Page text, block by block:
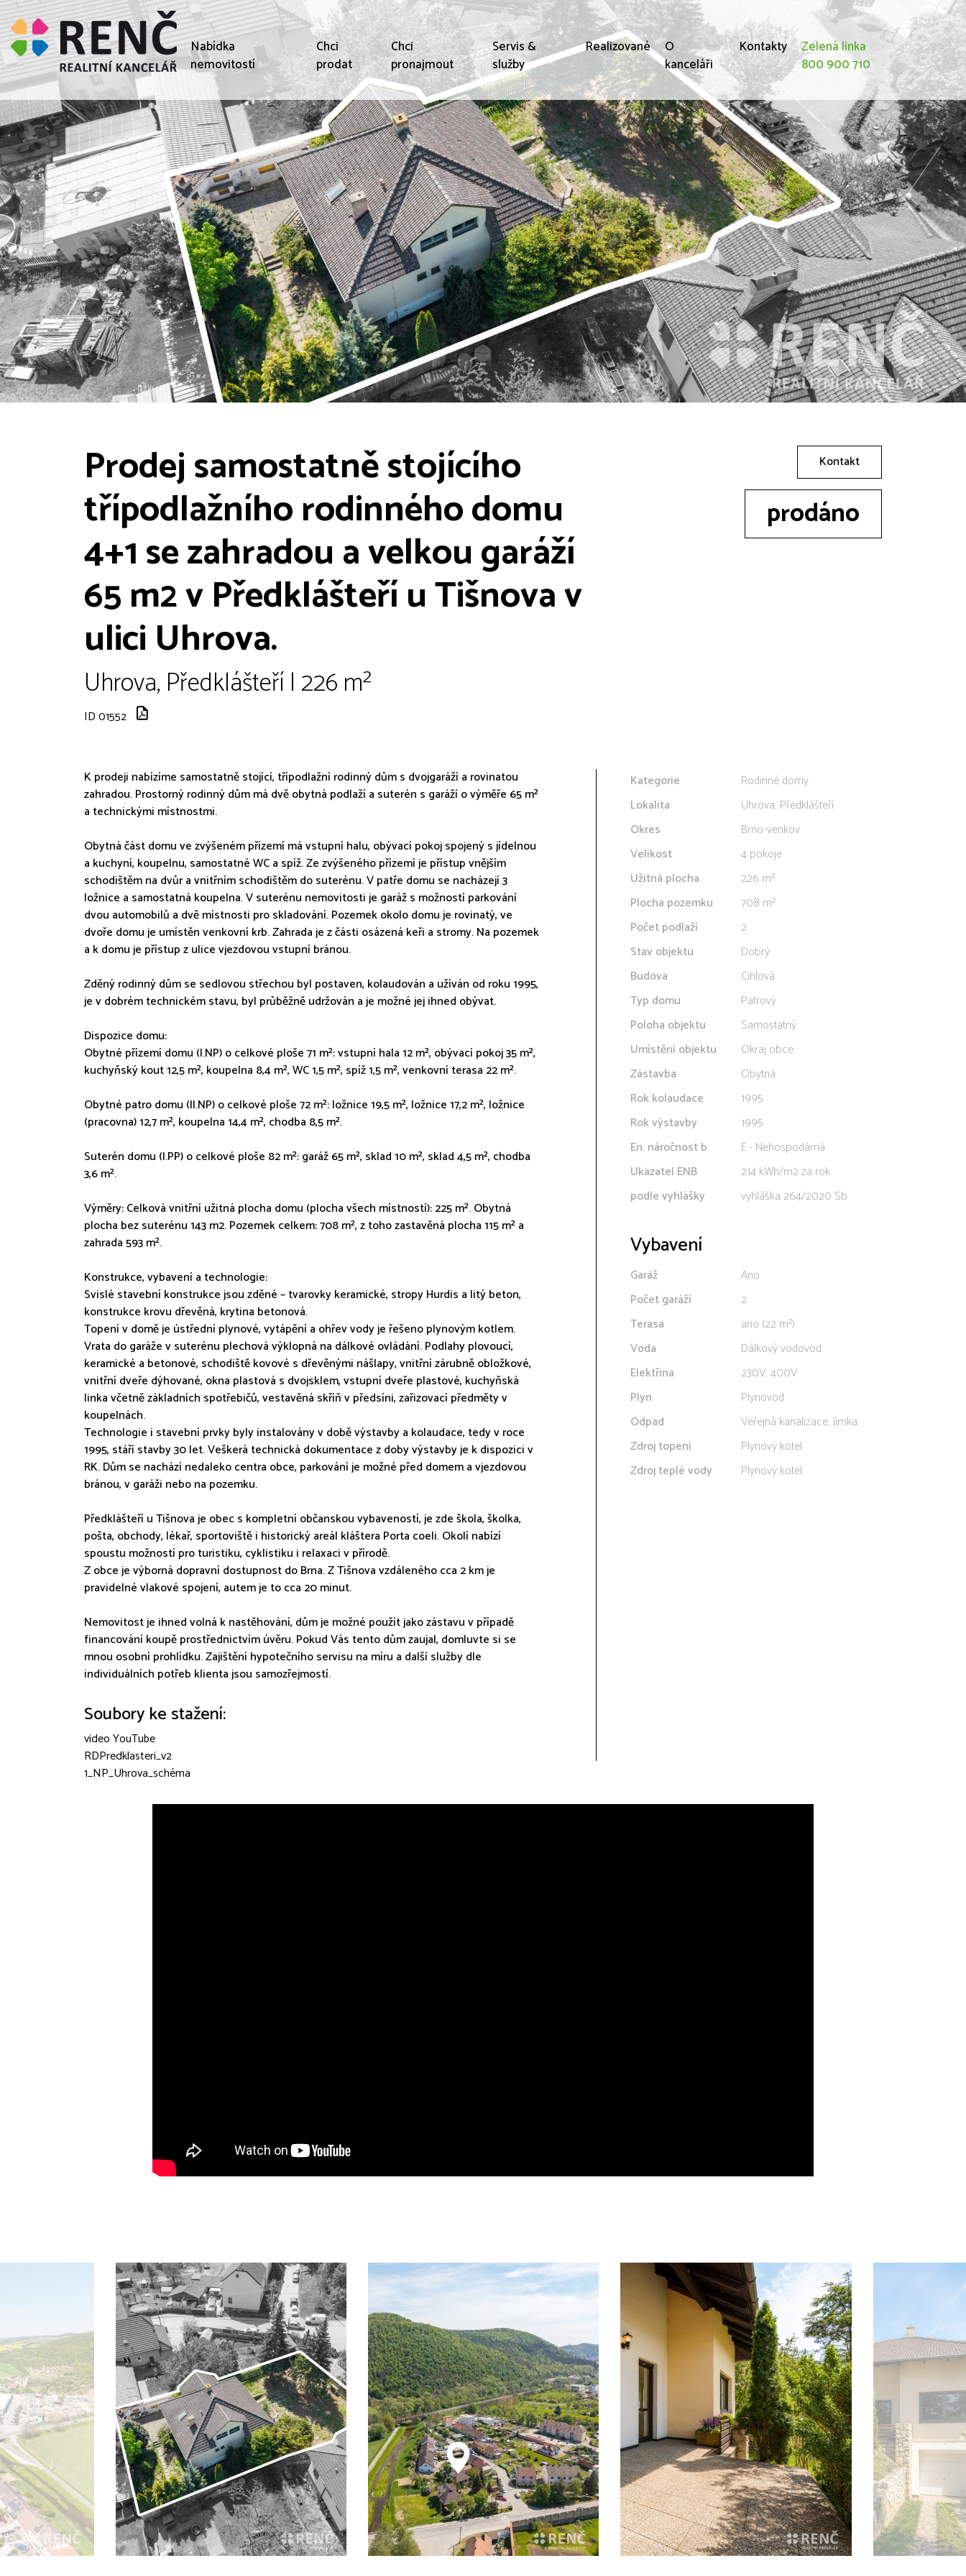
Nabídka
nemovitostí
Chci
prodat
Chci
pronajmout
Servis &
služby
Realizované
O
kanceláři
Kontakty
Zelená linka
800 900 710
Prodej samostatně stojícího
třípodlažního rodinného domu
4+1 se zahradou a velkou garáží
65 m2 v Předklášteří u Tišnova v
ulici Uhrova.
Uhrova, Předklášteří | 226 m²
ID 01552
Kontakt
prodáno
K prodeji nabízíme samostatně stojící, třípodlažní rodinný dům s dvojgaráží a rovinatou
zahradou. Prostorný rodinný dům má dvě obytná podlaží a suterén s garáží o výměře 65 m²
a technickými místnostmi.
Obytná část domu ve zvýšeném přízemí má vstupní halu, obývací pokoj spojený s jídelnou
a kuchyní, koupelnu, samostatné WC a spíž. Ze zvýšeného přízemí je přístup vnějším
schodištěm na dvůr a vnitřním schodištěm do suterénu. V patře domu se nacházejí 3
ložnice a samostatná koupelna. V suterénu nemovitosti je garáž s možností parkování
dvou automobilů a dvě místnosti pro skladování. Pozemek okolo domu je rovinatý, ve
dvoře domu je umístěn venkovní krb. Zahrada je z části osázená keři a stromy. Na pozemek
a k domu je přístup z ulice vjezdovou vstupní bránou.
Zděný rodinný dům se sedlovou střechou byl postaven, kolaudován a užíván od roku 1995,
je v dobrém technickém stavu, byl průběžně udržován a je možné jej ihned obývat.
Dispozice domu:
Obytné přízemí domu (I.NP) o celkové ploše 71 m²: vstupní hala 12 m², obývací pokoj 35 m²,
kuchyňský kout 12,5 m², koupelna 8,4 m², WC 1,5 m², spíž 1,5 m², venkovní terasa 22 m².
Obytné patro domu (II.NP) o celkové ploše 72 m²: ložnice 19,5 m², ložnice 17,2 m², ložnice
(pracovna) 12,7 m², koupelna 14,4 m², chodba 8,5 m².
Suterén domu (I.PP) o celkové ploše 82 m²: garáž 65 m², sklad 10 m², sklad 4,5 m², chodba
3,6 m².
Výměry: Celková vnitřní užitná plocha domu (plocha všech místností): 225 m². Obytná
plocha bez suterénu 143 m2. Pozemek celkem: 708 m², z toho zastavěná plocha 115 m² a
zahrada 593 m².
Konstrukce, vybavení a technologie:
Svislé stavební konstrukce jsou zděné – tvarovky keramické, stropy Hurdis a litý beton,
konstrukce krovu dřevěná, krytina betonová.
Topení v domě je ústřední plynové, vytápění a ohřev vody je řešeno plynovým kotlem.
Vrata do garáže v suterénu plechová výklopná na dálkové ovládání. Podlahy plovoucí,
keramické a betonové, schodiště kovové s dřevěnými nášlapy, vnitřní zárubně obložkové,
vnitřní dveře dýhované, okna plastová s dvojsklem, vstupní dveře plastové, kuchyňská
linka včetně základních spotřebičů, vestavěná skříň v předsíni, zařizovací předměty v
koupelnách.
Technologie i stavební prvky byly instalovány v době výstavby a kolaudace, tedy v roce
1995, stáří stavby 30 let. Veškerá technická dokumentace z doby výstavby je k dispozici v
RK. Dům se nachází nedaleko centra obce, parkování je možné před domem a vjezdovou
bránou, v garáži nebo na pozemku.
Předklášteří u Tišnova je obec s kompletní občanskou vybaveností, je zde škola, školka,
pošta, obchody, lékař, sportoviště i historický areál kláštera Porta coeli. Okolí nabízí
spoustu možností pro turistiku, cyklistiku i relaxaci v přírodě.
Z obce je výborná dopravní dostupnost do Brna. Z Tišnova vzdáleného cca 2 km je
pravidelné vlakové spojení, autem je to cca 20 minut.
Nemovitost je ihned volná k nastěhování, dům je možné použít jako zástavu v případě
financování koupě prostřednictvím úvěru. Pokud Vás tento dům zaujal, domluvte si se
mnou osobní prohlídku. Zajištění hypotečního servisu na míru a další služby dle
individuálních potřeb klienta jsou samozřejmostí.
Soubory ke stažení:
video YouTube
RDPredklasteri_v2
1_NP_Uhrova_schéma
Kategorie
Rodinné domy
Lokalita
Uhrova, Předklášteří
Okres
Brno-venkov
Velikost
4 pokoje
Užitná plocha
226 m²
Plocha pozemku
708 m²
Počet podlaží
2
Stav objektu
Dobrý
Budova
Cihlová
Typ domu
Patrový
Poloha objektu
Samostatný
Umístění objektu
Okraj obce
Zástavba
Obytná
Rok kolaudace
1995
Rok výstavby
1995
En. náročnost b.
E - Nehospodárná
Ukazatel ENB
214 kWh/m2 za rok
podle vyhlášky
vyhláška 264/2020 Sb
Vybavení
Garáž
Ano
Počet garáží
2
Terasa
ano (22 m²)
Voda
Dálkový vodovod
Elektřina
230V, 400V
Plyn
Plynovod
Odpad
Veřejná kanalizace, Jímka
Zdroj topení
Plynový kotel
Zdroj teplé vody
Plynový kotel